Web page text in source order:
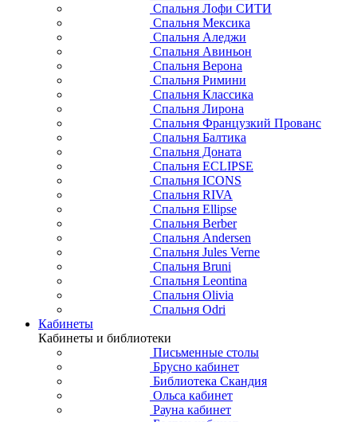
Спальня Лофи СИТИ
Спальня Мексика
Спальня Аледжи
Спальня Авиньон
Спальня Верона
Спальня Римини
Спальня Классика
Спальня Лирона
Спальня Французкий Прованс
Спальня Балтика
Спальня Доната
Спальня ECLIPSE
Спальня ICONS
Спальня RIVA
Спальня Ellipse
Спальня Berber
Спальня Andersen
Спальня Jules Verne
Спальня Bruni
Спальня Leontina
Спальня Olivia
Спальня Odri
Кабинеты
Кабинеты и библиотеки
Письменные столы
Брусно кабинет
Библиотека Скандия
Ольса кабинет
Рауна кабинет